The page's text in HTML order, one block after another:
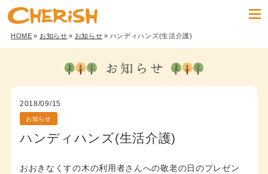
HOME» お知らせ» お知らせ» ハンディハンズ(生活介護)
2018/09/15
お知らせ
ハンディハンズ(生活介護)
おおきなくすの木の利用者さんへの敬老の日のプレゼン